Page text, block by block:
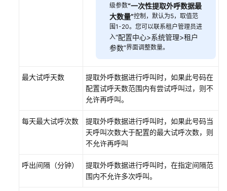
任
建
配
级参数“一次性提取外呼数据最
大数量”控制，默认为5，取值范
围1-20。您可以联系租户管理员进
入“配置中心>系统管理>租户
参数”界面调整数量。
最大试呼天数
提取外呼数据进行呼叫时，如果此号码在
配置试呼天数范围内有尝试呼叫过，则不
允许再呼叫。
每天最大试呼次数
提取外呼数据进行呼叫时，如果此号码当
天呼叫次数大于配置的最大试呼次数，则
不允许再呼叫
呼出间隔（分钟）
提取外呼数据进行呼叫时，在指定间隔范
围内不允许多次呼叫。